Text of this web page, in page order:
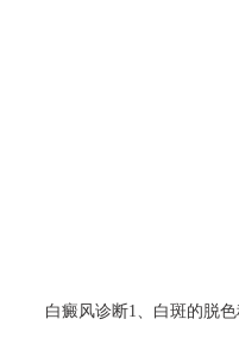
白癜风诊断1、白斑的脱色